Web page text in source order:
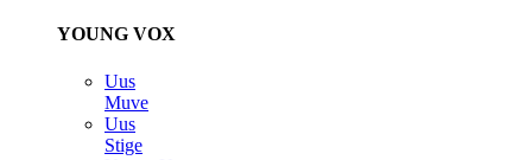
YOUNG VOX
Uus
Muve
Uus
Stige